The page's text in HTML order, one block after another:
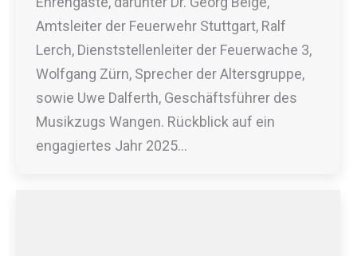
Amtsleiter der Feuerwehr Stuttgart, Ralf
Lerch, Dienststellenleiter der Feuerwache 3,
Wolfgang Zürn, Sprecher der Altersgruppe,
sowie Uwe Dalferth, Geschäftsführer des
Musikzugs Wangen. Rückblick auf ein
engagiertes Jahr 2025…